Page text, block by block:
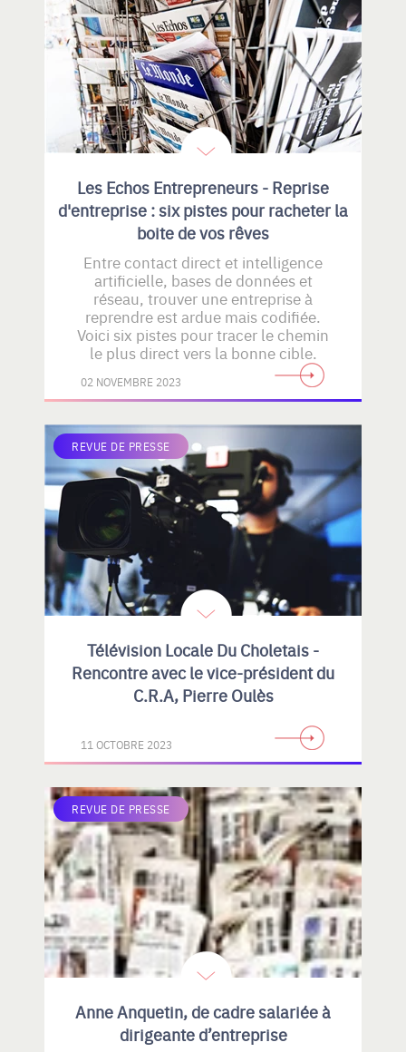
Les Echos Entrepreneurs - Reprise
d'entreprise : six pistes pour racheter la
boite de vos rêves
Entre contact direct et intelligence
artificielle, bases de données et
réseau, trouver une entreprise à
reprendre est ardue mais codifiée.
Voici six pistes pour tracer le chemin
le plus direct vers la bonne cible.
02 NOVEMBRE 2023
REVUE DE PRESSE
Télévision Locale Du Choletais -
Rencontre avec le vice-président du
C.R.A, Pierre Oulès
11 OCTOBRE 2023
REVUE DE PRESSE
Anne Anquetin, de cadre salariée à
dirigeante d’entreprise